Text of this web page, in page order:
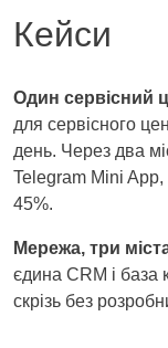
Кейси
Один сервісний
для сервісного
день. Через два
Telegram Mini App,
45%.
Мережа, три
єдина CRM і база
скрізь без